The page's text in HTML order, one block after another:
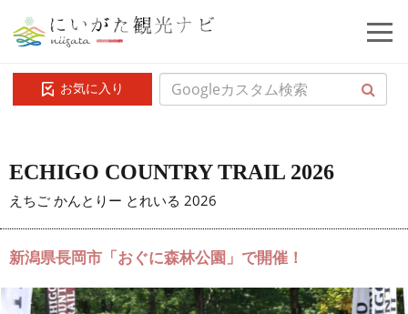
お気に入り
ECHIGO COUNTRY TRAIL 2026
えちご かんとりー とれいる 2026
新潟県長岡市「おぐに森林公園」で開催！